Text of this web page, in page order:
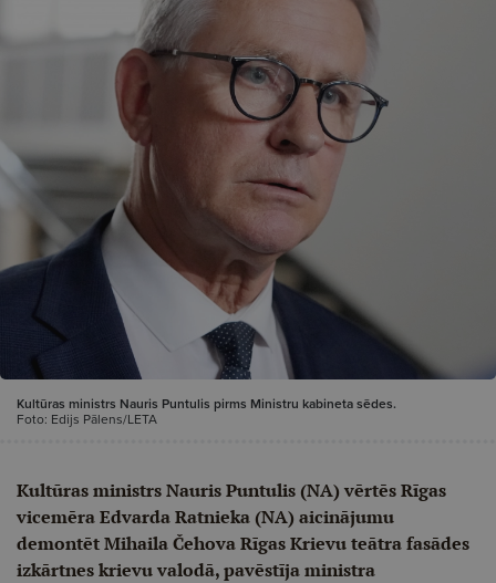
Kultūras ministrs Nauris Puntulis pirms Ministru kabineta sēdes.
Foto: Edijs Pālens/LETA
Kultūras ministrs Nauris Puntulis (NA) vērtēs Rīgas
vicemēra Edvarda Ratnieka (NA) aicinājumu
demontēt Mihaila Čehova Rīgas Krievu teātra fasādes
izkārtnes krievu valodā, pavēstīja ministra